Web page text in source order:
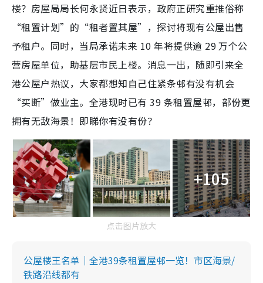
楼？房屋局局长何永贤近日表示，政府正研究重推俗称
“租置计划”的“租者置其屋”，探讨将现有公屋出售
予租户。同时，当局承诺未来 10 年将提供逾 29 万个公
营房屋单位，助基层市民上楼。消息一出，随即引来全
港公屋户热议，大家都想知自己住紧条邨有没有机会
“买断”做业主。全港现时已有 39 条租置屋邨，部份更
拥有无敌海景！即睇你有没有份？
+105
点击图片放大
公屋楼王名单｜全港39条租置屋邨一览！市区海景/
铁路沿线都有